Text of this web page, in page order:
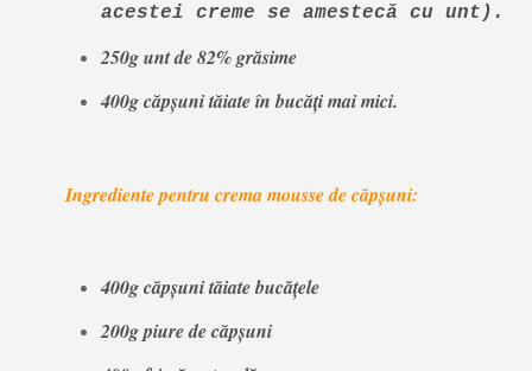
acestei creme se amestecă cu unt).
250g unt de 82% grăsime
400g căpșuni tăiate în bucăți mai mici.
Ingrediente pentru crema mousse de căpșuni:
400g căpșuni tăiate bucățele
200g piure de căpșuni